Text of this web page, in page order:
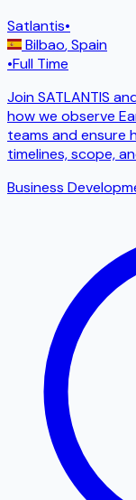
Satlantis•
Bilbao,Spain
•Full Time
Join SATLANTIS
how we observe
teams and ensure
timelines, scope,
Business